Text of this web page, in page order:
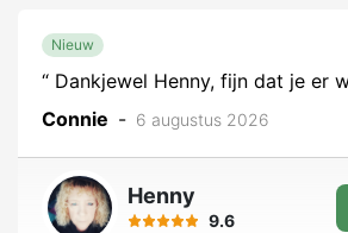
Nieuw
Dankjewel Henny, fijn dat je er
Connie - 6 augustus 2026
Henny
9.6